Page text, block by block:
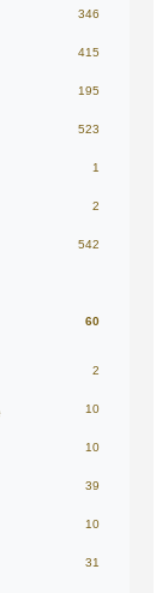
346
415
195
523
1
2
542
60
2
10
10
39
10
31